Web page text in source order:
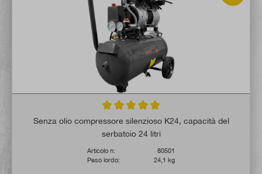
Valutazione media di 5 su 5 stelle
Senza olio compressore silenzioso K24, capacità del
serbatoio 24 litri
Articolo n:
80501
Peso lordo:
24,1 kg